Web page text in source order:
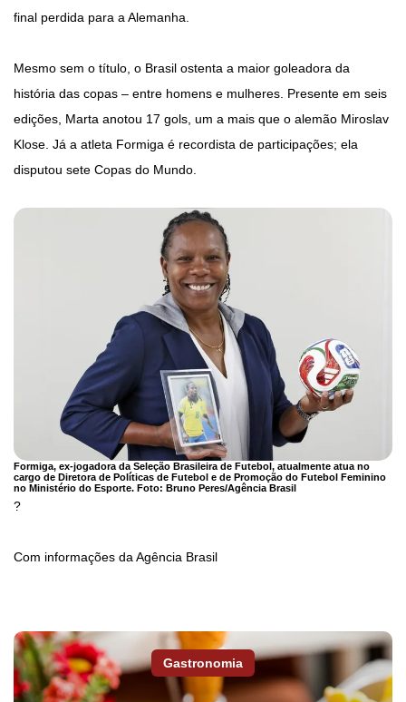
final perdida para a Alemanha.
Mesmo sem o título, o Brasil ostenta a maior goleadora da
história das copas – entre homens e mulheres. Presente em seis
edições, Marta anotou 17 gols, um a mais que o alemão Miroslav
Klose. Já a atleta Formiga é recordista de participações; ela
disputou sete Copas do Mundo.
Formiga, ex-jogadora da Seleção Brasileira de Futebol, atualmente atua no
cargo de Diretora de Políticas de Futebol e de Promoção do Futebol Feminino
no Ministério do Esporte. Foto: Bruno Peres/Agência Brasil
?
Com informações da Agência Brasil
Gastronomia